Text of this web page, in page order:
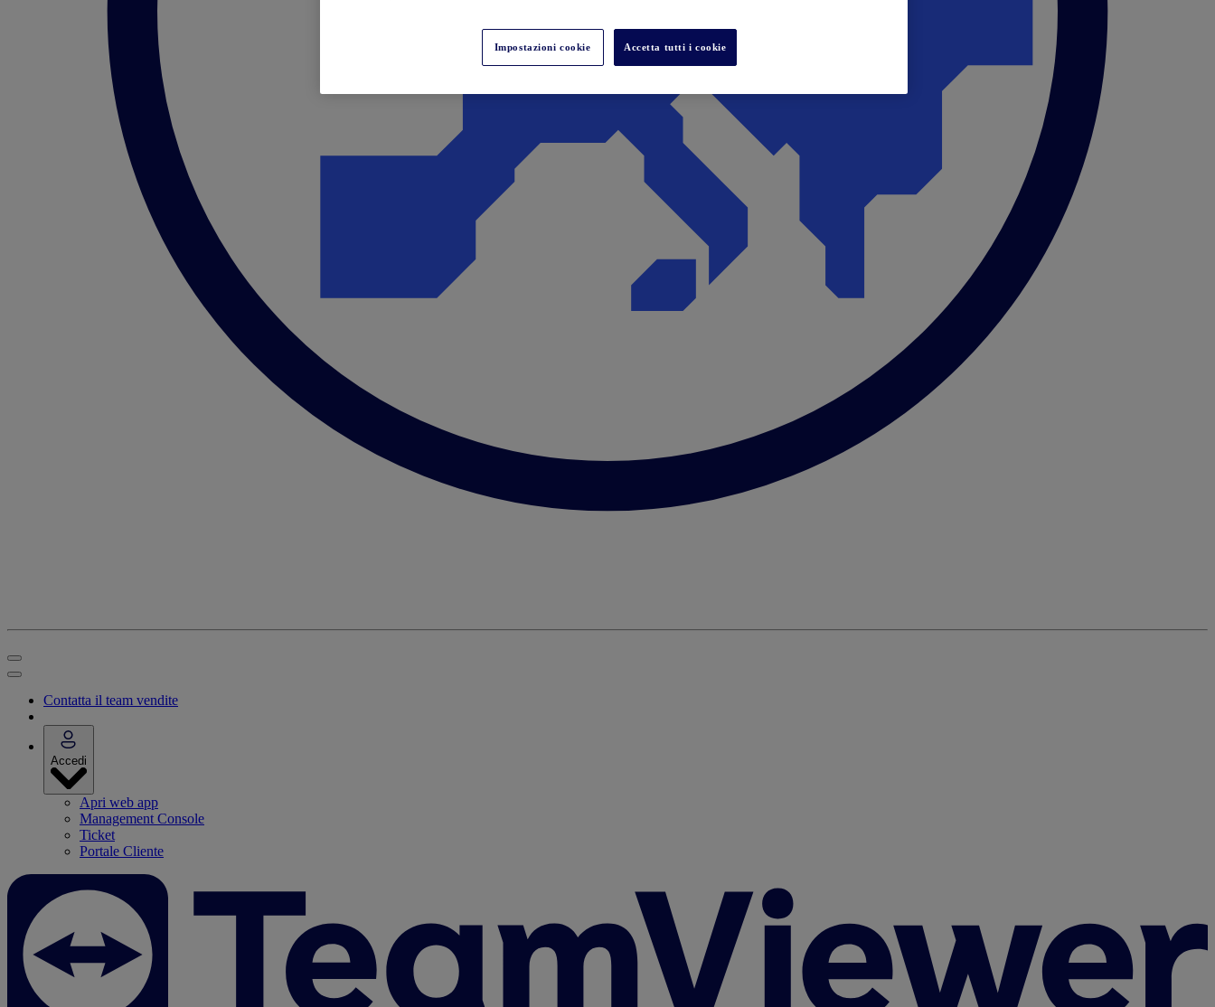
Contatta il team vendite
Accedi
Apri web app
Management Console
Ticket
Portale Cliente
Impostazioni cookie Accetta tutti i cookie